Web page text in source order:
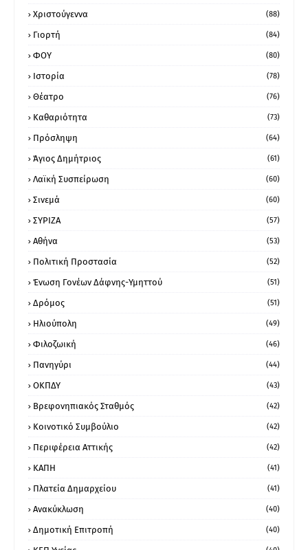
Χριστούγεννα (88)
Γιορτή (84)
ΦΟΥ (80)
Ιστορία (78)
Θέατρο (76)
Καθαριότητα (73)
Πρόσληψη (64)
Άγιος Δημήτριος (61)
Λαϊκή Συσπείρωση (60)
Σινεμά (60)
ΣΥΡΙΖΑ (57)
Αθήνα (53)
Πολιτική Προστασία (52)
Ένωση Γονέων Δάφνης-Υμηττού (51)
Δρόμος (51)
Ηλιούπολη (49)
Φιλοζωική (46)
Πανηγύρι (44)
ΟΚΠΔΥ (43)
Βρεφονηπιακός Σταθμός (42)
Κοινοτικό Συμβούλιο (42)
Περιφέρεια Αττικής (42)
ΚΑΠΗ (41)
Πλατεία Δημαρχείου (41)
Ανακύκλωση (40)
Δημοτική Επιτροπή (40)